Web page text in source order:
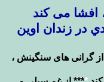
افشا می کند
در زندان اوين
گرانی های سنگینش ،